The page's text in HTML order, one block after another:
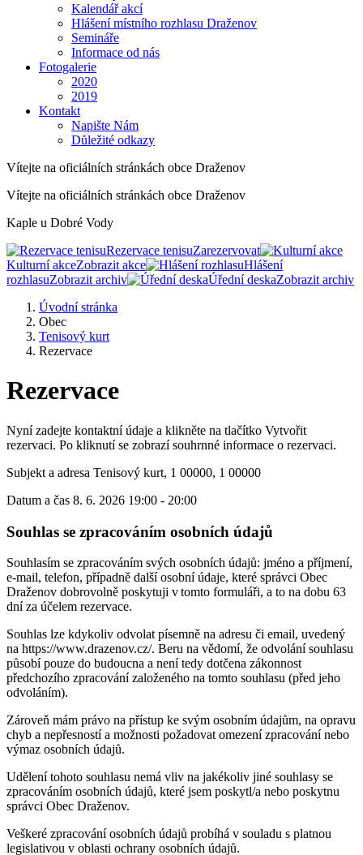
Kalendář akcí
Hlášení místního rozhlasu Draženov
Semináře
Informace od nás
Fotogalerie
2020
2019
Kontakt
Napište Nám
Důležité odkazy
Vítejte na oficiálních stránkách obce Draženov
Vítejte na oficiálních stránkách obce Draženov
Kaple u Dobré Vody
Rezervace tenisuZarezervovat
Kulturní akceZobrazit akce
Hlášení
rozhlasuZobrazit archiv Úřední deskaZobrazit archiv
Úvodní stránka
Obec
Tenisový kurt
Rezervace
Rezervace
Nyní zadejte kontaktní údaje a klikněte na tlačítko Vytvořit
rezervaci. Po kliknutí se zobrazí souhrnné informace o rezervaci.
Subjekt a adresa Tenisový kurt, 1 00000, 1 00000
Datum a čas 8. 6. 2026 19:00 - 20:00
Souhlas se zpracováním osobních údajů
Souhlasím se zpracováním svých osobních údajů: jméno a příjmení,
e-mail, telefon, případně další osobní údaje, které správci Obec
Draženov dobrovolně poskytuji v tomto formuláři, a to na dobu 63
dní za účelem rezervace.
Souhlas lze kdykoliv odvolat písemně na adresu či email, uvedený
na https://www.drazenov.cz/. Beru na vědomí, že odvolání souhlasu
působí pouze do budoucna a není tedy dotčena zákonnost
předchozího zpracování založeného na tomto souhlasu (před jeho
odvoláním).
Zároveň mám právo na přístup ke svým osobním údajům, na opravu
chyb a nepřesností a možnosti požadovat omezení zpracování nebo
výmaz osobních údajů.
Udělení tohoto souhlasu nemá vliv na jakékoliv jiné souhlasy se
zpracováním osobních údajů, které jsem poskytl/a nebo poskytnu
správci Obec Draženov.
Veškeré zpracování osobních údajů probíhá v souladu s platnou
legislativou v oblasti ochrany osobních údajů.